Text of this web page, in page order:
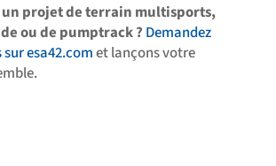
un projet de terrain multisports,
ou de pumptrack ? Demandez
esa42.comet lançons votre